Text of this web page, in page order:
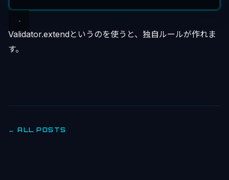
Validator.extendというのを使うと、独自ルールが作れま
す。
← ALL POSTS